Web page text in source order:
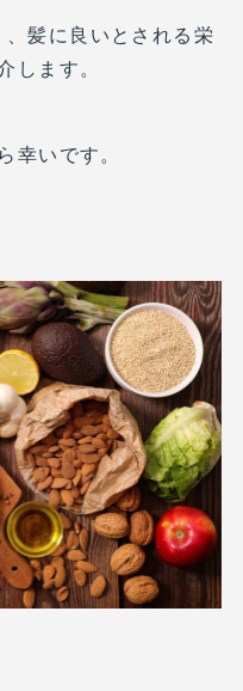
髪に良いとされる栄
します。
幸いです。